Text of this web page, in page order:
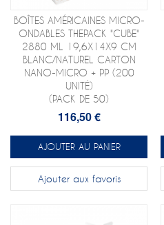
BOÎTES AMÉRICAINES MICRO-
ONDABLES THEPACK "CUBE"
2880 ML 19,6X14X9 CM
BLANC/NATUREL CARTON
NANO-MICRO + PP (200
UNITÉ)
(PACK DE 50)
116,50 €
AJOUTER AU PANIER
Ajouter aux favoris